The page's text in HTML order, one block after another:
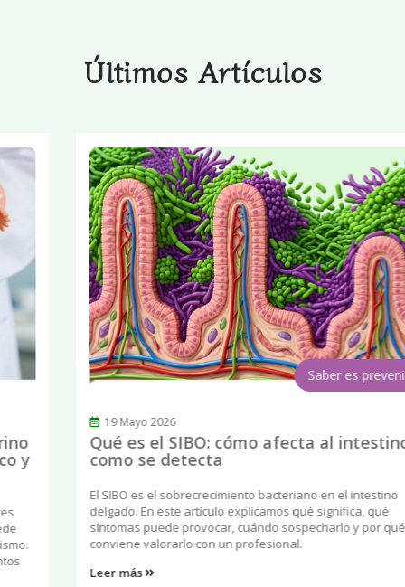
Últimos Artículos
Saber es prevenir
19 Mayo 2026
Qué es el SIBO: cómo afecta al intestino y
como se detecta
El SIBO es el sobrecrecimiento bacteriano en el intestino
delgado. En este artículo explicamos qué significa, qué
síntomas puede provocar, cuándo sospecharlo y por qué
conviene valorarlo con un profesional.